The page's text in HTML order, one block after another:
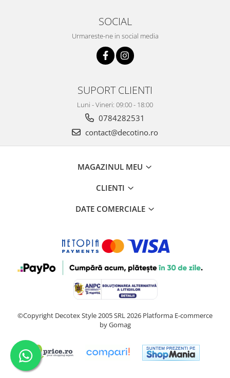
SOCIAL
Urmareste-ne in social media
SUPORT CLIENTI
Luni - Vineri: 09:00 - 18:00
0784282531
contact@decotino.ro
MAGAZINUL MEU
CLIENTI
DATE COMERCIALE
©Copyright Decotex Style 2005 SRL 2026 Platforma E-commerce
by Gomag